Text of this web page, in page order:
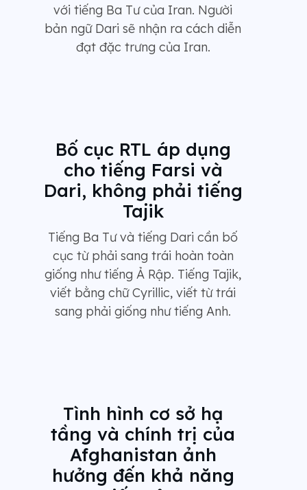
với tiếng Ba Tư của Iran. Người
bản ngữ Dari sẽ nhận ra cách diễn
đạt đặc trưng của Iran.
Bố cục RTL áp dụng
cho tiếng Farsi và
Dari, không phải tiếng
Tajik
Tiếng Ba Tư và tiếng Dari cần bố
cục từ phải sang trái hoàn toàn
giống như tiếng Ả Rập. Tiếng Tajik,
viết bằng chữ Cyrillic, viết từ trái
sang phải giống như tiếng Anh.
Tình hình cơ sở hạ
tầng và chính trị của
Afghanistan ảnh
hưởng đến khả năng